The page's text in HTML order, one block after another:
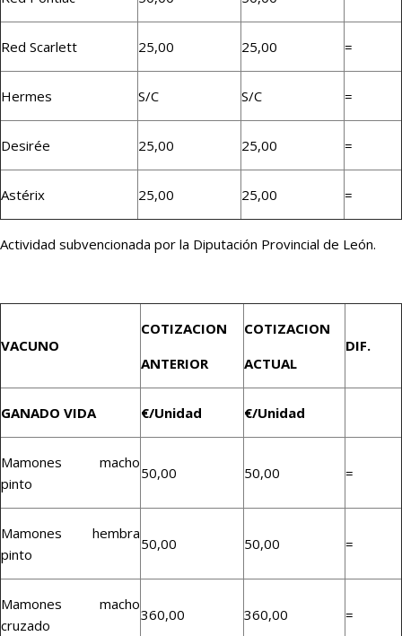
Red Scarlett 25,00 25,00 =
Hermes S/C S/C =
Desirée 25,00 25,00 =
Astérix 25,00 25,00 =
Actividad subvencionada por la Diputación Provincial de León.
VACUNO
COTIZACION
ANTERIOR
COTIZACION
ACTUAL
DIF.
GANADO VIDA €/Unidad €/Unidad
Mamones macho
pinto
50,00 50,00 =
Mamones hembra
pinto
50,00 50,00 =
Mamones macho
cruzado
360,00 360,00 =